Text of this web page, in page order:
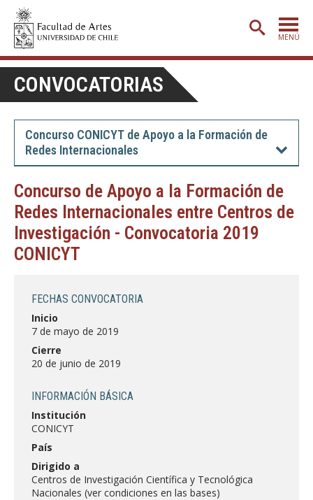
MENÚ
PORTADA
ADMISIÓN
ETAPA BÁSICA
CARRERAS
POSTGRADO
EXTENSIÓN
CREACIÓNE INVESTIGACIÓN
DEPARTAMENTOS
Estudiantes
CONVOCATORIAS
Concurso CONICYT de Apoyo a la Formación de
Redes Internacionales
Concurso de Apoyo a la Formación de
Redes Internacionales entre Centros de
Investigación - Convocatoria 2019
CONICYT
FECHAS CONVOCATORIA
Inicio
7 de mayo de 2019
Cierre
20 de junio de 2019
INFORMACIÓN BÁSICA
Institución
CONICYT
País
Dirigido a
Centros de Investigación Científica y Tecnológica
Nacionales (ver condiciones en las bases)